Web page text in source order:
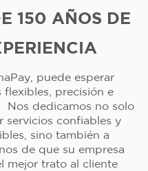
150 AÑOS DE
puede esperar
flexibles, precisión e
Nos dedicamos no solo
servicios confiables y
sino también a
de que su empresa
mejor trato al cliente